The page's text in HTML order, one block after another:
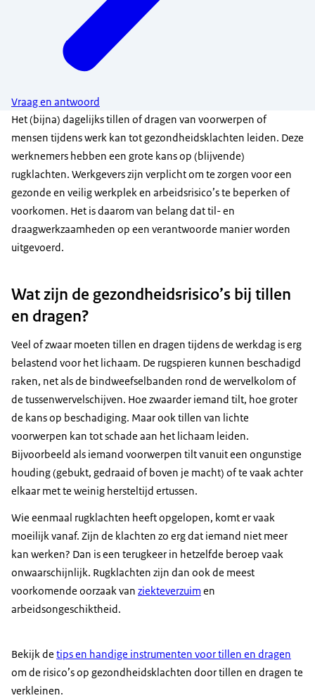
Vraag en antwoord
Het (bijna) dagelijks tillen of dragen van voorwerpen of
mensen tijdens werk kan tot gezondheidsklachten leiden. Deze
werknemers hebben een grote kans op (blijvende)
rugklachten. Werkgevers zijn verplicht om te zorgen voor een
gezonde en veilig werkplek en arbeidsrisico’s te beperken of
voorkomen. Het is daarom van belang dat til- en
draagwerkzaamheden op een verantwoorde manier worden
uitgevoerd.
Wat zijn de gezondheidsrisico’s bij tillen
en dragen?
Veel of zwaar moeten tillen en dragen tijdens de werkdag is erg
belastend voor het lichaam. De rugspieren kunnen beschadigd
raken, net als de bindweefselbanden rond de wervelkolom of
de tussenwervelschijven. Hoe zwaarder iemand tilt, hoe groter
de kans op beschadiging. Maar ook tillen van lichte
voorwerpen kan tot schade aan het lichaam leiden.
Bijvoorbeeld als iemand voorwerpen tilt vanuit een ongunstige
houding (gebukt, gedraaid of boven je macht) of te vaak achter
elkaar met te weinig hersteltijd ertussen.
Wie eenmaal rugklachten heeft opgelopen, komt er vaak
moeilijk vanaf. Zijn de klachten zo erg dat iemand niet meer
kan werken? Dan is een terugkeer in hetzelfde beroep vaak
onwaarschijnlijk. Rugklachten zijn dan ook de meest
voorkomende oorzaak van ziekteverzuim en
arbeidsongeschiktheid.
Bekijk de tips en handige instrumenten voor tillen en dragen
om de risico’s op gezondheidsklachten door tillen en dragen te
verkleinen.